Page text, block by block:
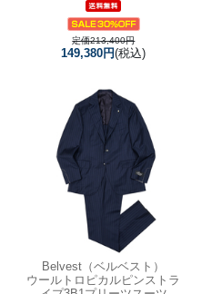
定価213,400円
149,380円(税込)
Belvest（ベルベスト）
ウールトロピカルピンストラ